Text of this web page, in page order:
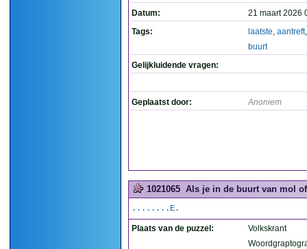
Datum:
21 maart 2026
Tags:
laatste, aantreft
buurt
Gelijkluidende vragen:
Geplaatst door: Anoniem
1021065 Als je in de buurt van mol
........E.
Plaats van de puzzel:
Volkskrant